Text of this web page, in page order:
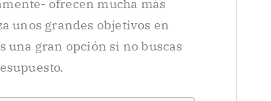
ofrecen mucha más
unos grandes objetivos en
una gran opción si no buscas